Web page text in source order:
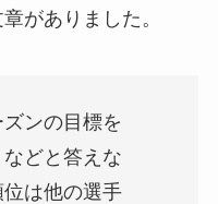
がありました。
ンの目標を
どと答えな
は他の選手